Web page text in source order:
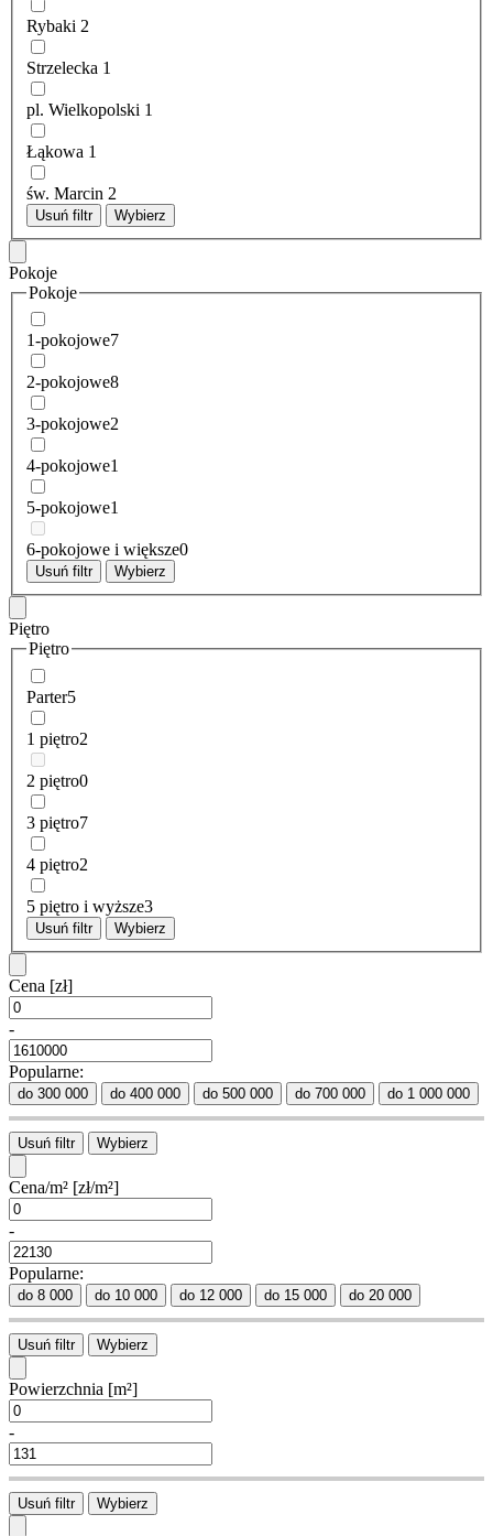
Rybaki 2
Strzelecka 1
pl. Wielkopolski 1
Łąkowa 1
św. Marcin 2
Usuń filtr Wybierz
Pokoje
Pokoje
1-pokojowe7
2-pokojowe8
3-pokojowe2
4-pokojowe1
5-pokojowe1
6-pokojowe i większe0
Usuń filtr Wybierz
Piętro
Piętro
Parter5
1 piętro2
2 piętro0
3 piętro7
4 piętro2
5 piętro i wyższe3
Usuń filtr Wybierz
Cena [zł]
-
Popularne:
do 300 000 do 400 000 do 500 000 do 700 000 do 1 000 000
Usuń filtr Wybierz
Cena/m² [zł/m²]
-
Popularne:
do 8 000 do 10 000 do 12 000 do 15 000 do 20 000
Usuń filtr Wybierz
Powierzchnia [m²]
-
Usuń filtr Wybierz